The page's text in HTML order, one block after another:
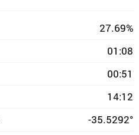
27.69%
01:08
00:51
14:12
-35.5292°